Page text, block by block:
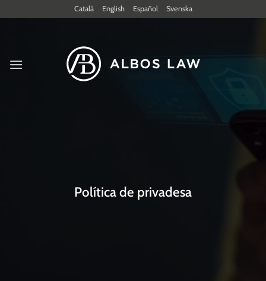
to
Català English Español Svenska
Política de privadesa